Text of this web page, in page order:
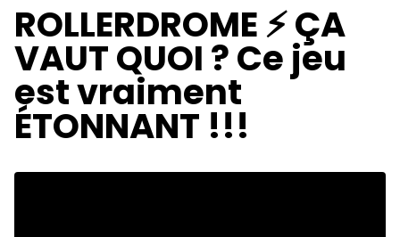
ROLLERDROME ⚡️ ÇA
VAUT QUOI ? Ce jeu
est vraiment
ÉTONNANT !!!